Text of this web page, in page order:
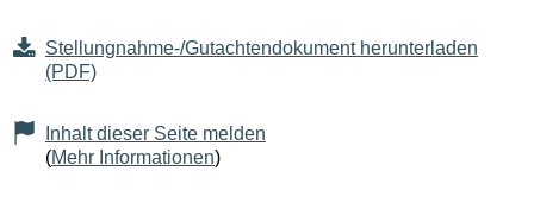
Seiteninhalt
Stellungnahme-/Gutachtendokument herunterladen
(PDF)
Inhalt dieser Seite melden
(Mehr Informationen)